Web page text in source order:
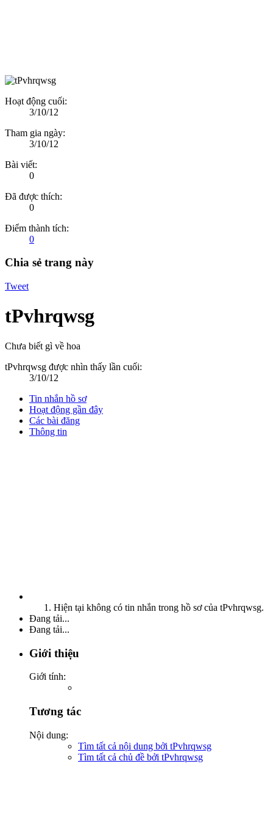
Hoạt động cuối:
3/10/12
Tham gia ngày:
3/10/12
Bài viết:
0
Đã được thích:
0
Điểm thành tích:
0
Chia sẻ trang này
Tweet
tPvhrqwsg
Chưa biết gì về hoa
tPvhrqwsg được nhìn thấy lần cuối:
3/10/12
Tin nhắn hồ sơ
Hoạt động gần đây
Các bài đăng
Thông tin
Hiện tại không có tin nhắn trong hồ sơ của tPvhrqwsg.
Đang tải...
Đang tải...
Giới thiệu
Giới tính:
Tương tác
Nội dung:
Tìm tất cả nội dung bởi tPvhrqwsg
Tìm tất cả chủ đề bởi tPvhrqwsg